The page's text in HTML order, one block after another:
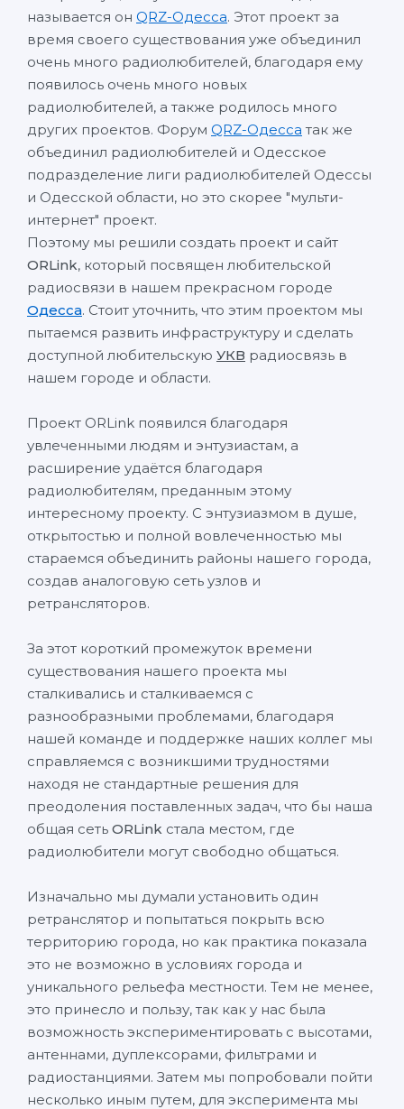
называется он QRZ-Одесса. Этот проект за
время своего существования уже объединил
очень много радиолюбителей, благодаря ему
появилось очень много новых
радиолюбителей, а также родилось много
других проектов. Форум QRZ-Одесса так же
объединил радиолюбителей и Одесское
подразделение лиги радиолюбителей Одессы
и Одесской области, но это скорее "мульти-
интернет" проект.
Поэтому мы решили создать проект и сайт
ORLink, который посвящен любительской
радиосвязи в нашем прекрасном городе
Одесса. Стоит уточнить, что этим проектом мы
пытаемся развить инфраструктуру и сделать
доступной любительскую УКВ радиосвязь в
нашем городе и области.
Проект ORLink появился благодаря
увлеченными людям и энтузиастам, а
расширение удаётся благодаря
радиолюбителям, преданным этому
интересному проекту. С энтузиазмом в душе,
открытостью и полной вовлеченностью мы
стараемся объединить районы нашего города,
создав аналоговую сеть узлов и
ретрансляторов.
За этот короткий промежуток времени
существования нашего проекта мы
сталкивались и сталкиваемся с
разнообразными проблемами, благодаря
нашей команде и поддержке наших коллег мы
справляемся с возникшими трудностями
находя не стандартные решения для
преодоления поставленных задач, что бы наша
общая сеть ORLink стала местом, где
радиолюбители могут свободно общаться.
Изначально мы думали установить один
ретранслятор и попытаться покрыть всю
территорию города, но как практика показала
это не возможно в условиях города и
уникального рельефа местности. Тем не менее,
это принесло и пользу, так как у нас была
возможность экспериментировать с высотами,
антеннами, дуплексорами, фильтрами и
радиостанциями. Затем мы попробовали пойти
несколько иным путем, для эксперимента мы